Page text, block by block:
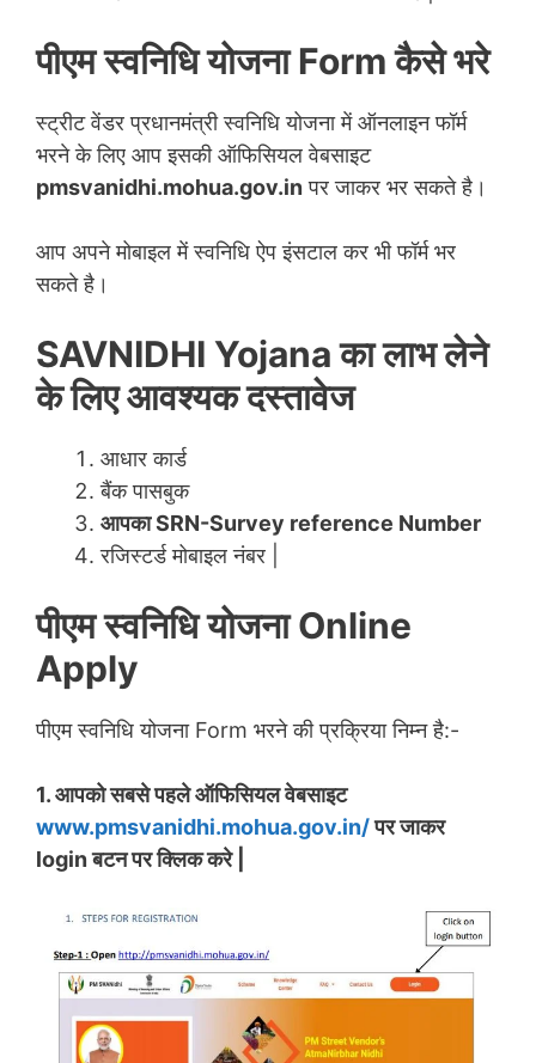
पीएम स्वनिधि योजना Form कैसे भरे
स्ट्रीट वेंडर प्रधानमंत्री स्वनिधि योजना में ऑनलाइन फॉर्म
भरने के लिए आप इसकी ऑफिसियल वेबसाइट
pmsvanidhi.mohua.gov.inपर जाकर भर सकते है।
आप अपने मोबाइल में स्वनिधि ऐप इंसटाल कर भी फॉर्म भर
सकते है।
SAVNIDHI Yojana का लाभ लेने
के लिए आवश्यक दस्तावेज
आधार कार्ड
बैंक पासबुक
आपका SRN-Survey reference Number
रजिस्टर्ड मोबाइल नंबर |
पीएम स्वनिधि योजना Online
Apply
पीएम स्वनिधि योजना Form भरने की प्रक्रिया निम्न है:-
1. आपको सबसे पहले ऑफिसियल वेबसाइट
www.pmsvanidhi.mohua.gov.in/पर जाकर
login बटन पर क्लिक करे |